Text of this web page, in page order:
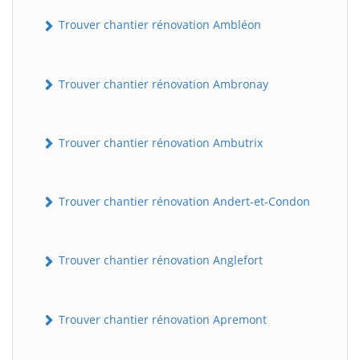
Trouver chantier rénovation Ambléon
Trouver chantier rénovation Ambronay
Trouver chantier rénovation Ambutrix
Trouver chantier rénovation Andert-et-Condon
Trouver chantier rénovation Anglefort
Trouver chantier rénovation Apremont